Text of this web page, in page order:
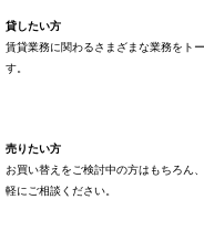
貸したい方
賃貸業務に関わるさまざまな業務をト
す。
売りたい方
お買い替えをご検討中の方はもちろん
軽にご相談ください。